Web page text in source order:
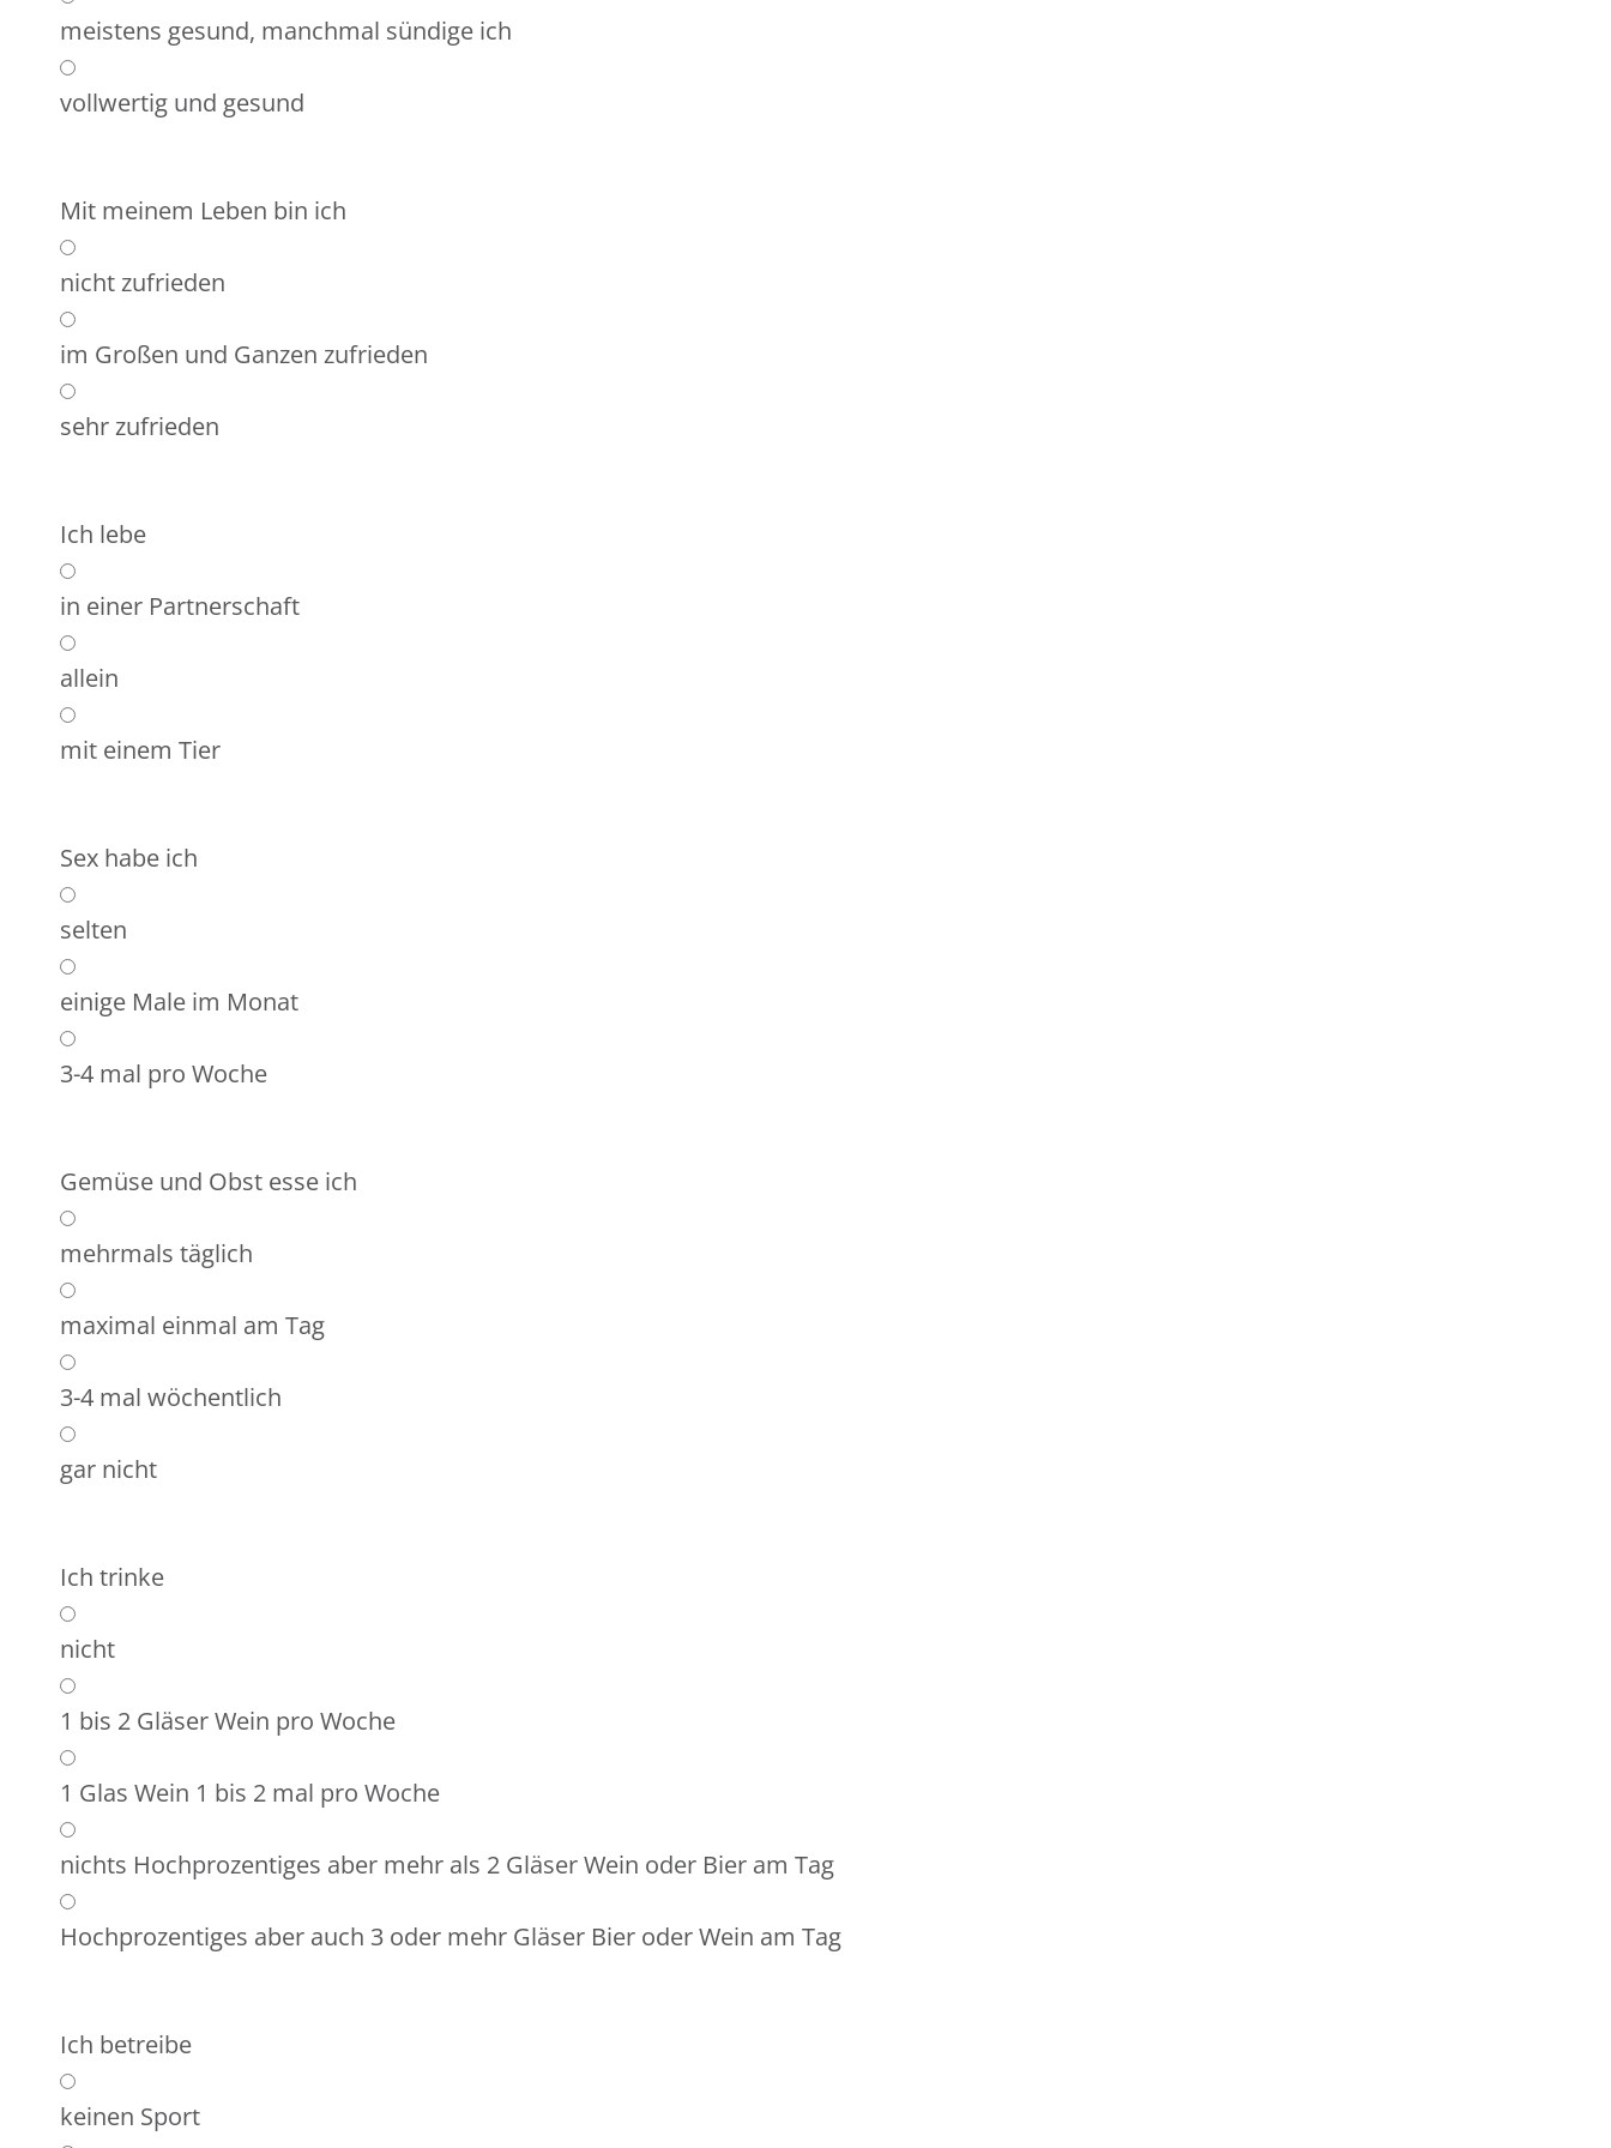
meistens gesund, manchmal sündige ich
vollwertig und gesund
Mit meinem Leben bin ich
nicht zufrieden
im Großen und Ganzen zufrieden
sehr zufrieden
Ich lebe
in einer Partnerschaft
allein
mit einem Tier
Sex habe ich
selten
einige Male im Monat
3-4 mal pro Woche
Gemüse und Obst esse ich
mehrmals täglich
maximal einmal am Tag
3-4 mal wöchentlich
gar nicht
Ich trinke
nicht
1 bis 2 Gläser Wein pro Woche
1 Glas Wein 1 bis 2 mal pro Woche
nichts Hochprozentiges aber mehr als 2 Gläser Wein oder Bier am Tag
Hochprozentiges aber auch 3 oder mehr Gläser Bier oder Wein am Tag
Ich betreibe
keinen Sport